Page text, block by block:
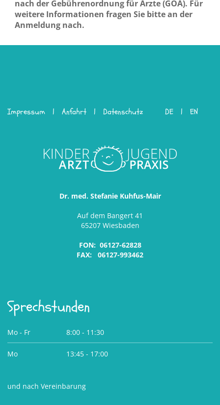
nach der Gebührenordnung für Ärzte (GOÄ). Für
weitere Informationen fragen Sie bitte an der
Anmeldung nach.
Impressum Anfahrt Datenschutz DE EN
Dr. med. Stefanie Kuhfus-Mair
Auf dem Bangert 41
65207 Wiesbaden
FON: 06127-62828
FAX: 06127-993462
Sprechstunden
Mo - Fr 8:00 - 11:30
Mo 13:45 - 17:00
und nach Vereinbarung